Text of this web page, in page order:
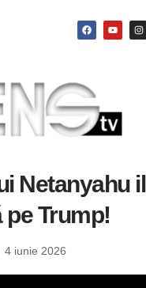
Netanyahu il
pe Trump!
4 iunie 2026